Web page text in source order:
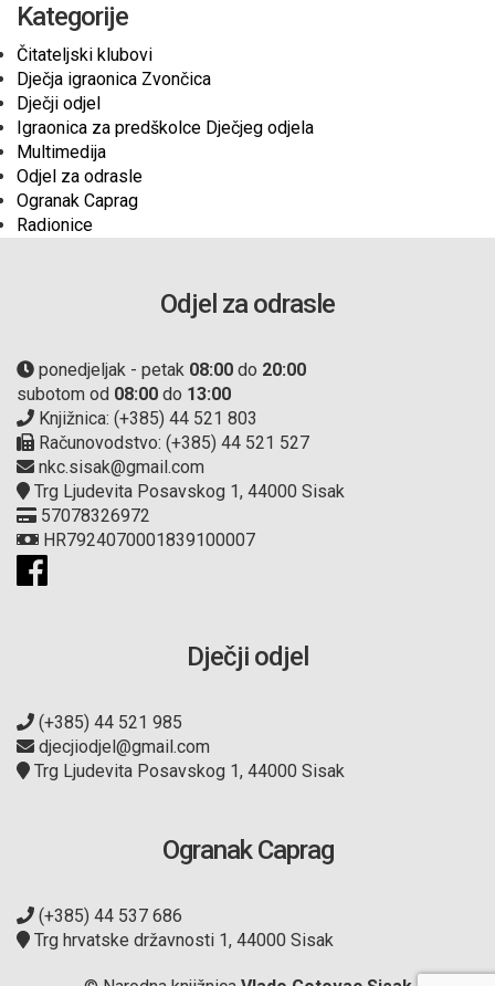
Kategorije
Čitateljski klubovi
Dječja igraonica Zvončica
Dječji odjel
Igraonica za predškolce Dječjeg odjela
Multimedija
Odjel za odrasle
Ogranak Caprag
Radionice
Odjel za odrasle
ponedjeljak - petak 08:00 do 20:00
subotom od 08:00 do 13:00
Knjižnica: (+385) 44 521 803
Računovodstvo: (+385) 44 521 527
nkc.sisak@gmail.com
Trg Ljudevita Posavskog 1, 44000 Sisak
57078326972
HR7924070001839100007
Dječji odjel
(+385) 44 521 985
djecjiodjel@gmail.com
Trg Ljudevita Posavskog 1, 44000 Sisak
Ogranak Caprag
(+385) 44 537 686
Trg hrvatske državnosti 1, 44000 Sisak